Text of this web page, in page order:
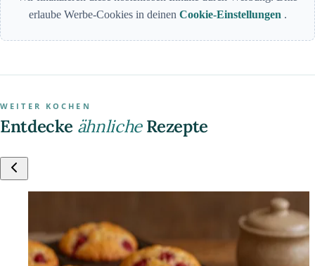
erlaube Werbe-Cookies in deinen Cookie-Einstellungen .
WEITER KOCHEN
Entdecke ähnlicheRezepte